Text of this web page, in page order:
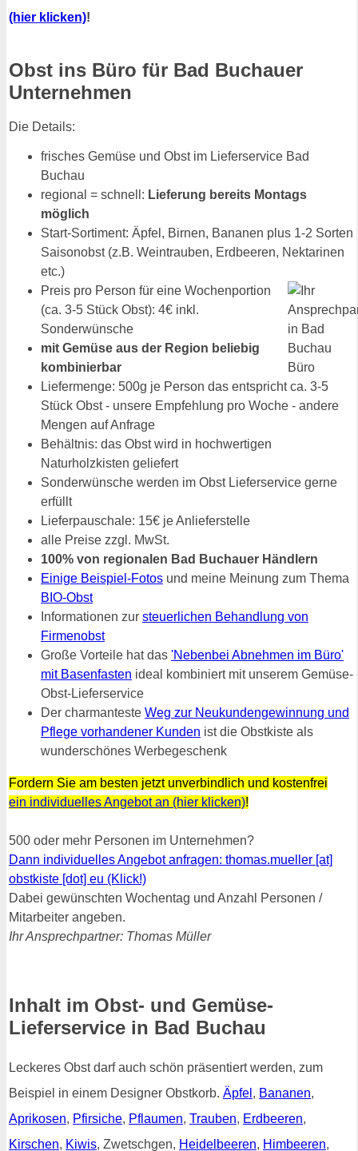
(hier klicken)!
Obst ins Büro für Bad Buchauer
Unternehmen
Die Details:
frisches Gemüse und Obst im Lieferservice Bad
Buchau
regional = schnell: Lieferung bereits Montags
möglich
Start-Sortiment: Äpfel, Birnen, Bananen plus 1-2 Sorten
Saisonobst (z.B. Weintrauben, Erdbeeren, Nektarinen
etc.)
Preis pro Person für eine Wochenportion
(ca. 3-5 Stück Obst): 4€ inkl.
Sonderwünsche
mit Gemüse aus der Region beliebig
kombinierbar
Liefermenge: 500g je Person das entspricht ca. 3-5
Stück Obst - unsere Empfehlung pro Woche - andere
Mengen auf Anfrage
Behältnis: das Obst wird in hochwertigen
Naturholzkisten geliefert
Sonderwünsche werden im Obst Lieferservice gerne
erfüllt
Lieferpauschale: 15€ je Anlieferstelle
alle Preise zzgl. MwSt.
100% von regionalen Bad Buchauer Händlern
Einige Beispiel-Fotos und meine Meinung zum Thema
BIO-Obst
Informationen zur steuerlichen Behandlung von
Firmenobst
Große Vorteile hat das 'Nebenbei Abnehmen im Büro'
mit Basenfasten ideal kombiniert mit unserem Gemüse-
Obst-Lieferservice
Der charmanteste Weg zur Neukundengewinnung und
Pflege vorhandener Kunden ist die Obstkiste als
wunderschönes Werbegeschenk
Fordern Sie am besten jetzt unverbindlich und kostenfrei
ein individuelles Angebot an (hier klicken)!
500 oder mehr Personen im Unternehmen?
Dann individuelles Angebot anfragen: thomas.mueller [at]
obstkiste [dot] eu (Klick!)
Dabei gewünschten Wochentag und Anzahl Personen /
Mitarbeiter angeben.
Ihr Ansprechpartner: Thomas Müller
Inhalt im Obst- und Gemüse-
Lieferservice in Bad Buchau
Leckeres Obst darf auch schön präsentiert werden, zum
Beispiel in einem Designer Obstkorb. Äpfel , Bananen,
Aprikosen, Pfirsiche, Pflaumen, Trauben, Erdbeeren,
Kirschen, Kiwis, Zwetschgen, Heidelbeeren, Himbeeren,